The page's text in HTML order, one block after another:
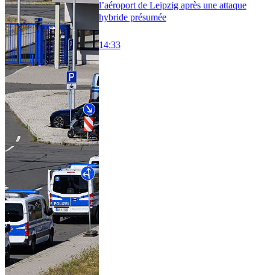
l’aéroport de Leipzig après une attaque
hybride présumée
14:33